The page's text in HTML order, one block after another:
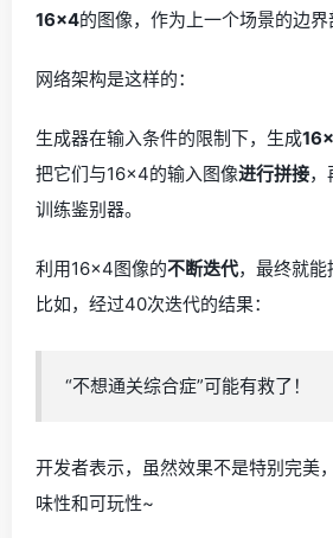
16×4的图像，作为上一个场景的边界
网络架构是这样的：
生成器在输入条件的限制下，生成
把它们与16×4的输入图像进行拼接，
训练鉴别器。
利用16×4图像的不断迭代，最终就能
比如，经过40次迭代的结果：
“不想通关综合症”可能有救了！
开发者表示，虽然效果不是特别完美
味性和可玩性~